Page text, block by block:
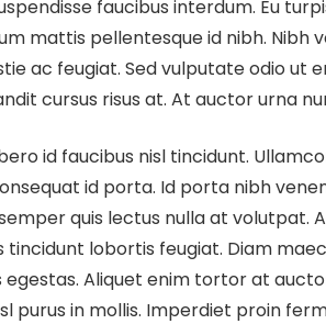
faucibus interdum. Eu
mattis pellentesque id nibh. Nibh
ac feugiat. Sed vulputate odio
cursus risus at. At auctor urna
id faucibus nisl tincidunt.
id porta. Id porta nibh
quis lectus nulla at volutpat.
lobortis feugiat. Diam
Aliquet enim tortor at
purus in mollis. Imperdiet proin